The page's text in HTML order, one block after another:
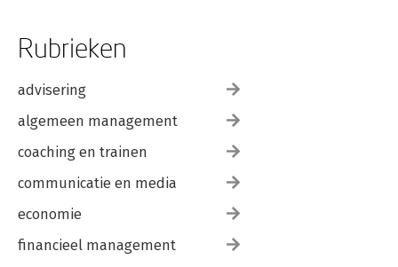
Rubrieken
advisering
algemeen management
coaching en trainen
communicatie en media
economie
financieel management